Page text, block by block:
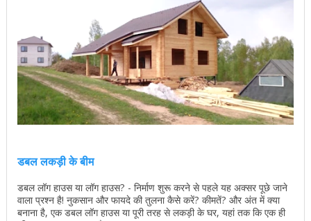
डबल लकड़ी के बीम
डबल लॉग हाउस या लॉग हाउस? - निर्माण शुरू करने से पहले यह अक्सर पूछे जाने
वाला प्रश्न है! नुकसान और फायदे की तुलना कैसे करें? कीमतें? और अंत में क्या
बनाना है, एक डबल लॉग हाउस या पूरी तरह से लकड़ी के घर, यहां तक ​​कि एक ही